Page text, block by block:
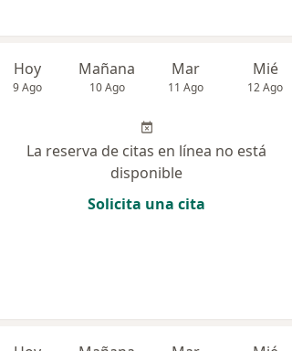
Hoy
9 Ago
Mañana
10 Ago
Mar
11 Ago
Mié
12 Ago
La reserva de citas en línea no está
disponible
Solicita una cita